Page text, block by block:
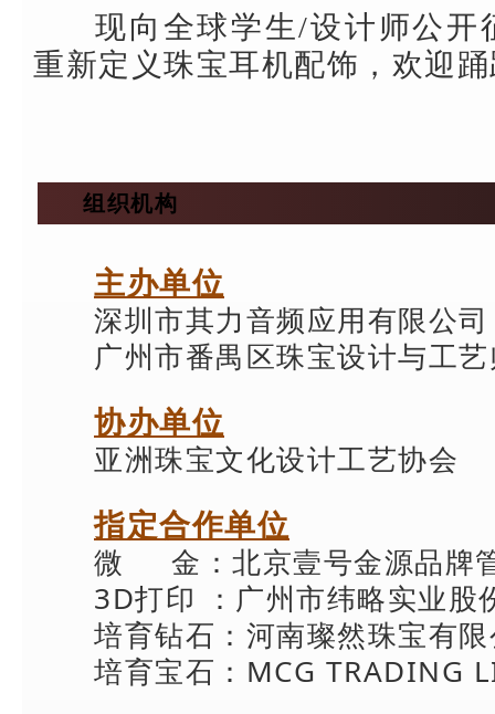
现向全球学生/设计师公开
重新定义珠宝耳机配饰，欢迎
组织机构
主办单位
深圳市其力音频应用有限公司
广州市番禺区珠宝设计与工
协办单位
亚洲珠宝文化设计工艺协会
指定合作单位
微 金：北京壹号金源品牌
3D打印 ：广州市纬略实业股
培育钻石：河南璨然珠宝有
培育宝石：MCG TRADING